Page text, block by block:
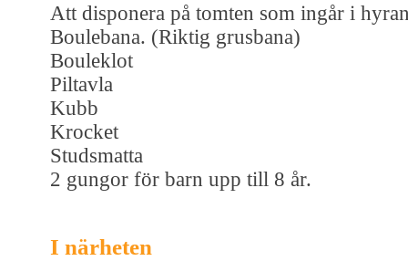
Att disponera på tomten som ingår i
Boulebana. (Riktig grusbana)
Bouleklot
Piltavla
Kubb
Krocket
Studsmatta
2 gungor för barn upp till 8 år.
I närheten